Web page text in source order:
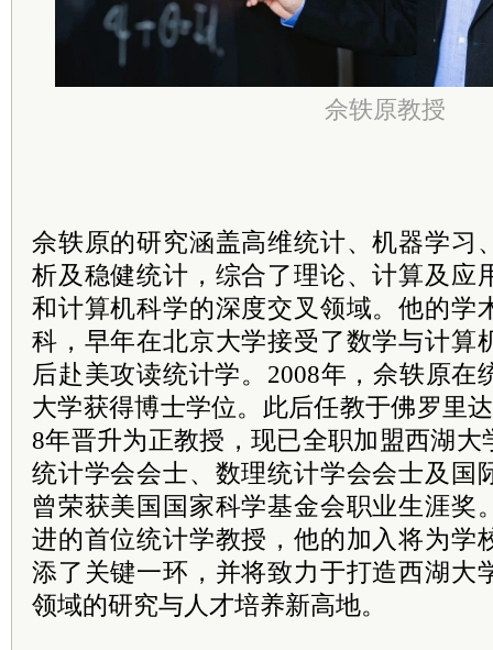
佘轶原教授
佘轶原的研究涵盖高维统计、机器学习
析及稳健统计，综合了理论、计算及应
和计算机科学的深度交叉领域。他的学
科，早年在北京大学接受了数学与计算
后赴美攻读统计学。2008年，佘轶原在
大学获得博士学位。此后任教于佛罗里
8年晋升为正教授，现已全职加盟西湖
统计学会会士、数理统计学会会士及国
曾荣获美国国家科学基金会职业生涯奖
进的首位统计学教授，他的加入将为学
添了关键一环，并将致力于打造西湖大
领域的研究与人才培养新高地。